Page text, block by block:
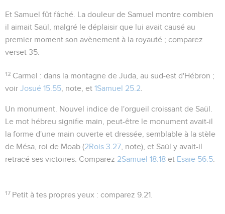
Et Samuel fût fâché . La douleur de Samuel montre combien
il aimait Saül, malgré le déplaisir que lui avait causé au
premier moment son avènement à la royauté ; comparez
verset 35.
12 Carmel : dans la montagne de Juda, au sud-est d'Hébron ;
voir Josué 15.55 , note, et 1Samuel 25.2
Un monument . Nouvel indice de l'orgueil croissant de Saül.
Le mot hébreu signifie main , peut-être le monument avait-il
la forme d'une main ouverte et dressée, semblable à la stèle
de Mésa, roi de Moab (2Rois 3.27 , note), et Saül y avait-il
retracé ses victoires. Comparez 2Samuel 18.18 et Esaïe 56.5
17 Petit à tes propres yeux : comparez 9.21